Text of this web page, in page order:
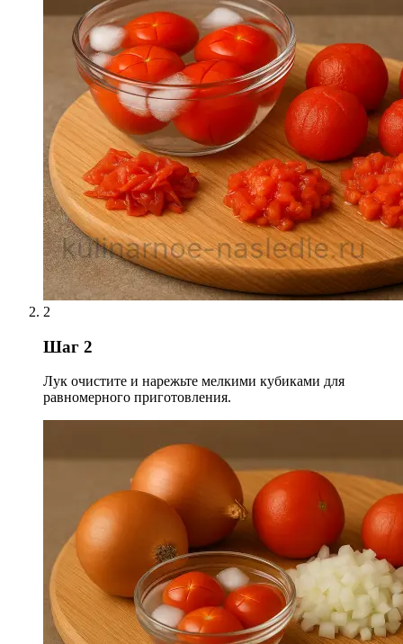
2
Шаг 2
Лук очистите и нарежьте мелкими кубиками для
равномерного приготовления.